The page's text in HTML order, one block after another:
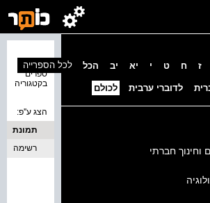
ז ח ט י יא יב הכל
לדוברי ערבית לכולם
וחינוך חברתי
ספרים
בקטגוריה
לכל הספרייה
הצג ע''פ:
תמונת
כריכה
רשימה